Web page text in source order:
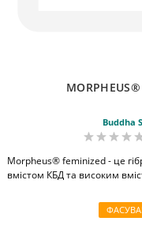
Buddha
Morpheus® feminized - це
вмістом КБД та високим